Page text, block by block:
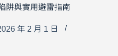
阱與實用避雷指南
年 2 月 1 日